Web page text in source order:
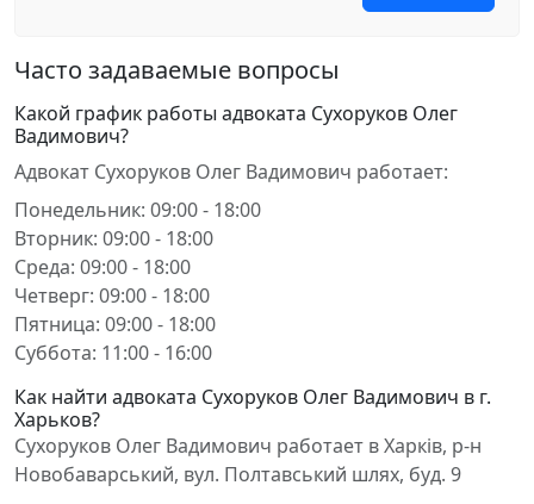
Часто задаваемые вопросы
Какой график работы адвоката Сухоруков Олег
Вадимович?
Адвокат Сухоруков Олег Вадимович работает:
Понедельник: 09:00 - 18:00
Вторник: 09:00 - 18:00
Среда: 09:00 - 18:00
Четверг: 09:00 - 18:00
Пятница: 09:00 - 18:00
Суббота: 11:00 - 16:00
Как найти адвоката Сухоруков Олег Вадимович в г.
Харьков?
Сухоруков Олег Вадимович работает в Харків, р-н
Новобаварський, вул. Полтавський шлях, буд. 9